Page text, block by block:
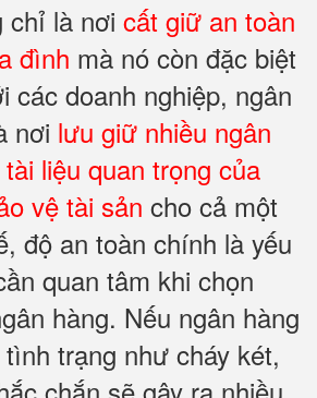
chỉ là nơi cất giữ an toàn
đình mà nó còn đặc biệt
các doanh nghiệp, ngân
nơi lưu giữ nhiều ngân
liệu quan trọng của
vệ tài sản cho cả một
độ an toàn chính là yếu
quan tâm khi chọn
hàng. Nếu ngân hàng
trạng như cháy két,